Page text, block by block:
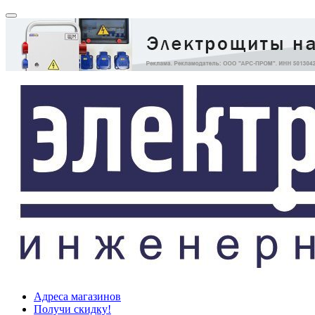
Адреса магазинов
Получи скидку!